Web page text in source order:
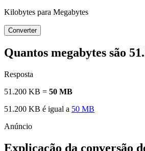
Kilobytes para Megabytes
Converter
Quantos megabytes são
Resposta
51.200 KB = 50 MB
51.200 KB é igual a 50 MB
Explicação da conversão